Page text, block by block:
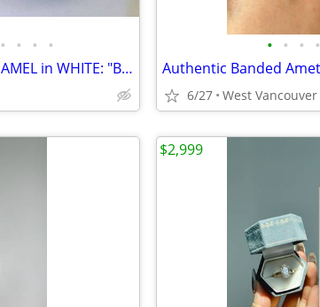
• • • •
FREYWILLE 5mm BAND, ENAMEL in WHITE: "BLUE PASSION". SIZE 7.5. NEW
• • • •
6/27 West Vancouver
$2,999